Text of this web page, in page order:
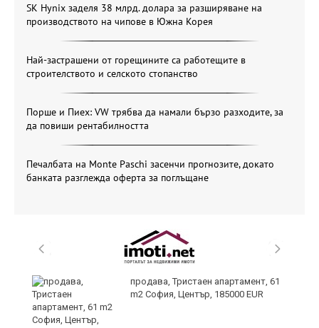
SK Hynix заделя 38 млрд. долара за разширяване на
производството на чипове в Южна Корея
Най-застрашени от горещините са работещите в
строителството и селското стопанство
Порше и Пиех: VW трябва да намали бързо разходите, за
да повиши рентабилността
Печалбата на Monte Paschi засенчи прогнозите, докато
банката разглежда оферта за поглъщане
продава, Тристаен апартамент, 61
m2 София, Център, 185000 EUR